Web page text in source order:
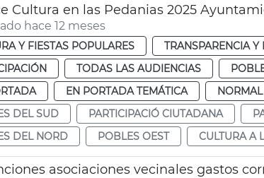
Cultura en las Pedanias 2025
hace 12 meses
Y FIESTAS POPULARES TRANSPARENCIA Y
TODAS LAS AUDIENCIAS
EN PORTADA TEMÁTICA NORMAL
DEL SUD
PARTICIPACIÓ CIUTADANA
DEL NORD
POBLES OEST CULTURA A
asociaciones vecinales gastos